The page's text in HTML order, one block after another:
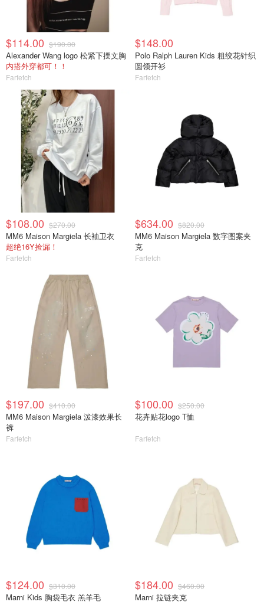
$114.00 $190.00
Alexander Wang logo 松紧下摆文胸
内搭外穿都可！！
Farfetch
$148.00
Polo Ralph Lauren Kids 粗绞花针织
圆领开衫
Farfetch
$108.00 $270.00
MM6 Maison Margiela 长袖卫衣
超绝16Y捡漏！
Farfetch
$634.00 $820.00
MM6 Maison Margiela 数字图案夹
克
Farfetch
$197.00 $410.00
MM6 Maison Margiela 泼漆效果长
裤
Farfetch
$100.00 $250.00
花卉贴花logo T恤
Farfetch
$124.00 $310.00
Marni Kids 胸袋毛衣 羔羊毛
$184.00 $460.00
Marni 拉链夹克